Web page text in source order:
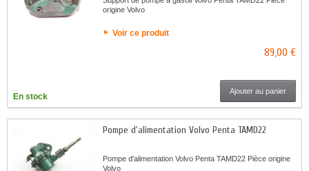
origine Volvo
Voir ce produit
89,00 €
En stock
Ajouter au panier
Pompe d'alimentation Volvo Penta TAMD22
Pompe d'alimentation Volvo Penta TAMD22 Pièce origine
Volvo